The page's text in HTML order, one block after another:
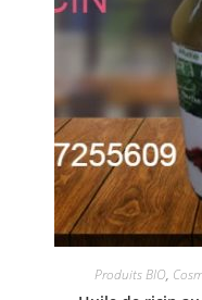
Produits BIO,